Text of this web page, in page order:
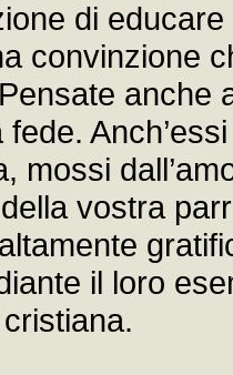
di
convinzione
anche
mossi
vostra
il loro